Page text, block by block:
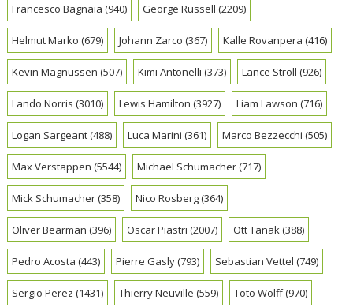
Francesco Bagnaia (940) George Russell (2209)
Helmut Marko (679) Johann Zarco (367) Kalle Rovanpera (416)
Kevin Magnussen (507) Kimi Antonelli (373) Lance Stroll (926)
Lando Norris (3010) Lewis Hamilton (3927) Liam Lawson (716)
Logan Sargeant(488) Luca Marini (361) Marco Bezzecchi (505)
Max Verstappen (5544) Michael Schumacher(717)
Mick Schumacher(358) Nico Rosberg(364)
Oliver Bearman (396) Oscar Piastri (2007) Ott Tanak(388)
Pedro Acosta (443) Pierre Gasly(793) Sebastian Vettel (749)
Sergio Perez (1431) Thierry Neuville (559) Toto Wolff(970)